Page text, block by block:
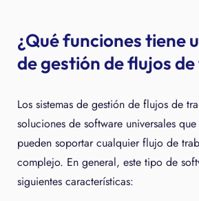
¿Qué funciones tiene
de gestión de flujos
Los sistemas de gestión de flujos de
soluciones de software universales
pueden soportar cualquier flujo de
complejo. En general, este tipo de
siguientes características: